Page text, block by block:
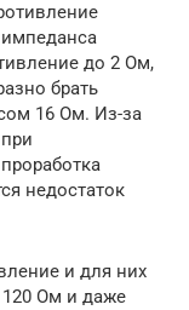
до 2 Ом,
брать
16 Ом. Из-за
недостаток
и для них
Ом и даже